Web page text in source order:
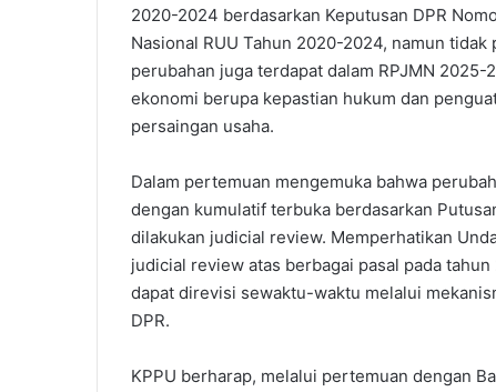
2020-2024 berdasarkan Keputusan DPR
Nasional RUU Tahun 2020-2024, namun
perubahan juga terdapat dalam RPJMN
ekonomi berupa kepastian hukum dan
persaingan usaha.
Dalam pertemuan mengemuka bahwa
dengan kumulatif terbuka berdasarkan
dilakukan judicial review. Memperhatikan
judicial review atas berbagai pasal pada
dapat direvisi sewaktu-waktu melalui
DPR.
KPPU berharap, melalui pertemuan dengan